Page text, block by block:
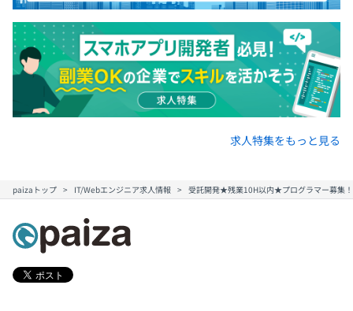
求人特集をもっと見る
paizaトップ IT/Webエンジニア求人情報 受託開発★残業10H以内★プログラマー募集